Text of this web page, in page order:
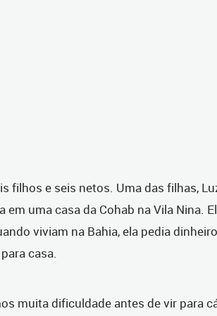
filhos e seis netos. Uma das filhas,
em uma casa da Cohab na Vila Nina.
viviam na Bahia, ela pedia
casa.
muita dificuldade antes de vir para